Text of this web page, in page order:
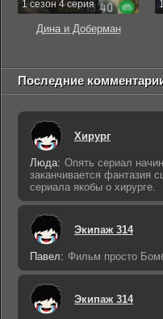
1 сезон 4 серия
Дина и Доберман
Последние
Хирург
Люда: Опять сериал
заканчивается фантазия
сериала якобы о хирурге.
Экипаж 314
Павел: Фильм просто
Экипаж 314